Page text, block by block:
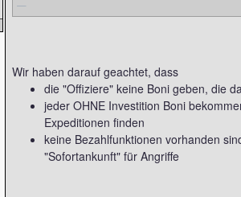
Wir haben darauf geachtet, dass
die "Offiziere" keine Boni geben, die
jeder OHNE Investition Boni
Expeditionen finden
keine Bezahlfunktionen vorhanden
"Sofortankunft" für Angriffe